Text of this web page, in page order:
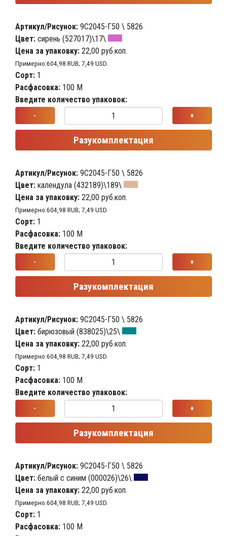
Артикул/Рисунок: 9С2045-Г50 \ 5826
Цвет: сирень (527017)\17\
Цена за упаковку: 22,00 руб.коп.
Примерно:604,98 RUB; 7,49 USD.
Сорт: 1
Расфасовка: 100 М
Введите количество упаковок:
- +
Разукомплектация
Артикул/Рисунок: 9С2045-Г50 \ 5826
Цвет: календула (432189)\189\
Цена за упаковку: 22,00 руб.коп.
Примерно:604,98 RUB; 7,49 USD.
Сорт: 1
Расфасовка: 100 М
Введите количество упаковок:
- +
Разукомплектация
Артикул/Рисунок: 9С2045-Г50 \ 5826
Цвет: бирюзовый (838025)\25\
Цена за упаковку: 22,00 руб.коп.
Примерно:604,98 RUB; 7,49 USD.
Сорт: 1
Расфасовка: 100 М
Введите количество упаковок:
- +
Разукомплектация
Артикул/Рисунок: 9С2045-Г50 \ 5826
Цвет: белый с синим (000026)\26\
Цена за упаковку: 22,00 руб.коп.
Примерно:604,98 RUB; 7,49 USD.
Сорт: 1
Расфасовка: 100 М